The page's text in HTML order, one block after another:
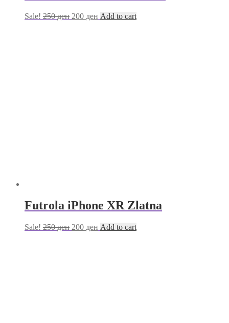
Sale! 250ден 200 ден Add to cart
Futrola iPhone XR Zlatna
Sale! 250ден 200 ден Add to cart